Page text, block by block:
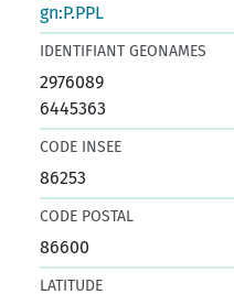
gn:P.PPL
IDENTIFIANT GEONAMES
2976089
6445363
CODE INSEE
86253
CODE POSTAL
86600
LATITUDE